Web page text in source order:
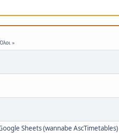
Όλοι
Sheets (wannabe AscTimetables)